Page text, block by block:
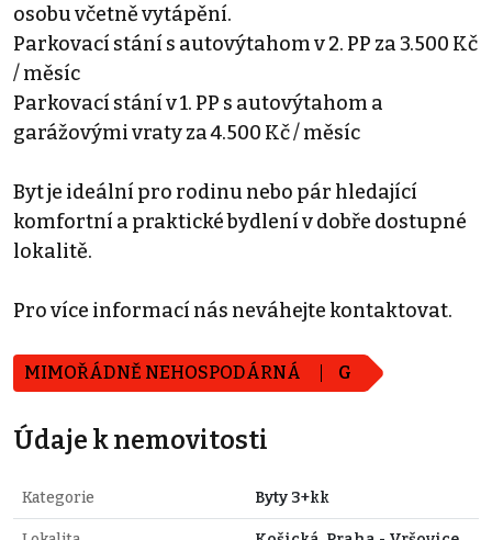
osobu včetně vytápění.
Parkovací stání s autovýtahom v 2. PP za 3.500 Kč
/ měsíc
Parkovací stání v 1. PP s autovýtahom a
garážovými vraty za 4.500 Kč / měsíc
Byt je ideální pro rodinu nebo pár hledající
komfortní a praktické bydlení v dobře dostupné
lokalitě.
Pro více informací nás neváhejte kontaktovat.
MIMOŘÁDNĚ NEHOSPODÁRNÁ G
Údaje k nemovitosti
Kategorie Byty 3+kk